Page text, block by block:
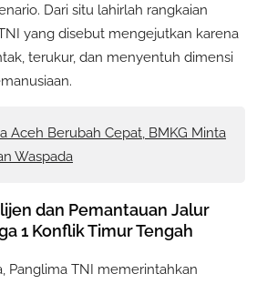
Dari situ lahirlah rangkaian
yang disebut mengejutkan karena
terukur, dan menyentuh dimensi
Aceh Berubah Cepat, BMKG Minta
Waspada
dan Pemantauan Jalur
1 Konflik Timur Tengah
Panglima TNI memerintahkan